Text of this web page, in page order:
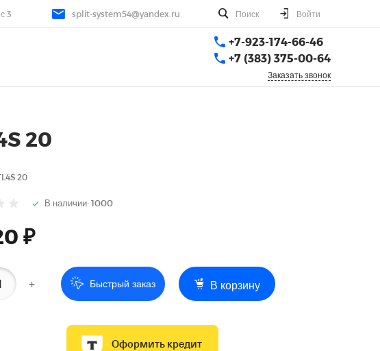
3 split-system54@yandex.ru Поиск Войти
+7-923-174-66-46
+7 (383) 375-00-64
Заказать звонок
20
20
В наличии: 1000
₽
+ Быстрый заказ В корзину
Оформить кредит